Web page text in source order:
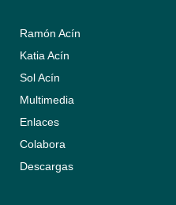
Ramón Acín
Katia Acín
Sol Acín
Multimedia
Enlaces
Colabora
Descargas